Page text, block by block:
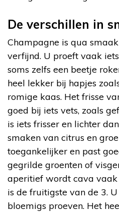
De verschillen in
Champagne is qua
verfijnd. U proeft vaak
soms zelfs een beetje
heel lekker bij hapjes
romige kaas. Het frisse
goed bij iets vets, zoals
is iets frisser en lichter
smaken van citrus en
toegankelijker en past
gegrilde groenten of
aperitief wordt cava vaak
is de fruitigste van de 3.
bloemigs proeven. Het